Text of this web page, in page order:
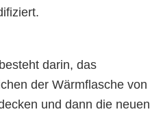
darin, das
der Wärmflasche von
und dann die neuen